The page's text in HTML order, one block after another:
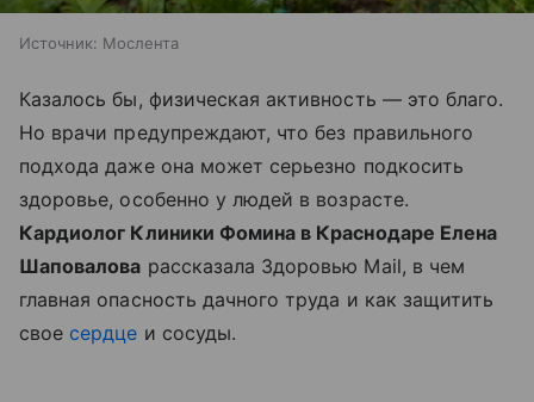
Источник: Мослента
Казалось бы, физическая активность — это благо.
Но врачи предупреждают, что без правильного
подхода даже она может серьезно подкосить
здоровье, особенно у людей в возрасте.
Кардиолог Клиники Фомина в Краснодаре Елена
Шаповалова рассказала Здоровью Mail, в чем
главная опасность дачного труда и как защитить
свое сердце и сосуды.